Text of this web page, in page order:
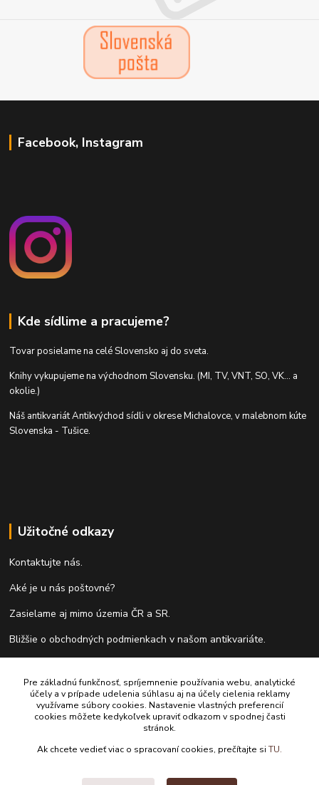
Facebook, Instagram
Kde sídlime a pracujeme?
Tovar posielame na celé Slovensko aj do sveta.
Knihy vykupujeme na východnom Slovensku. (MI, TV, VNT, SO, VK... a
okolie.)
Náš antikvariát Antikvýchod sídli v okrese Michalovce, v malebnom kúte
Slovenska - Tušice.
Užitočné odkazy
Kontaktujte nás.
Aké je u nás poštovné?
Zasielame aj mimo územia ČR a SR.
Bližšie o obchodných podmienkach v našom antikvariáte.
Formulár pre vrátenie tovaru do 14 dní.
Kontakty
Pre základnú funkčnosť, spríjemnenie používania webu, analytické
účely a v prípade udelenia súhlasu aj na účely cielenia reklamy
využívame súbory cookies. Nastavenie vlastných preferencií
cookies môžete kedykoľvek upraviť odkazom v spodnej časti
stránok.
Ak chcete vedieť viac o spracovaní cookies, prečítajte siTU.